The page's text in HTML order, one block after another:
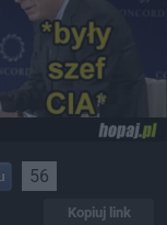
56
Kopiuj link